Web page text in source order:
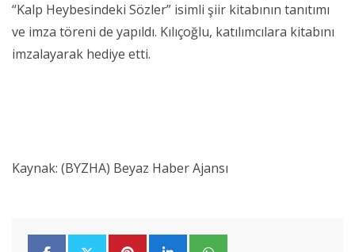
“Kalp Heybesindeki Sözler” isimli şiir kitabının tanıtımı
ve imza töreni de yapıldı. Kılıçoğlu, katılımcılara kitabını
imzalayarak hediye etti.
Kaynak: (BYZHA) Beyaz Haber Ajansı